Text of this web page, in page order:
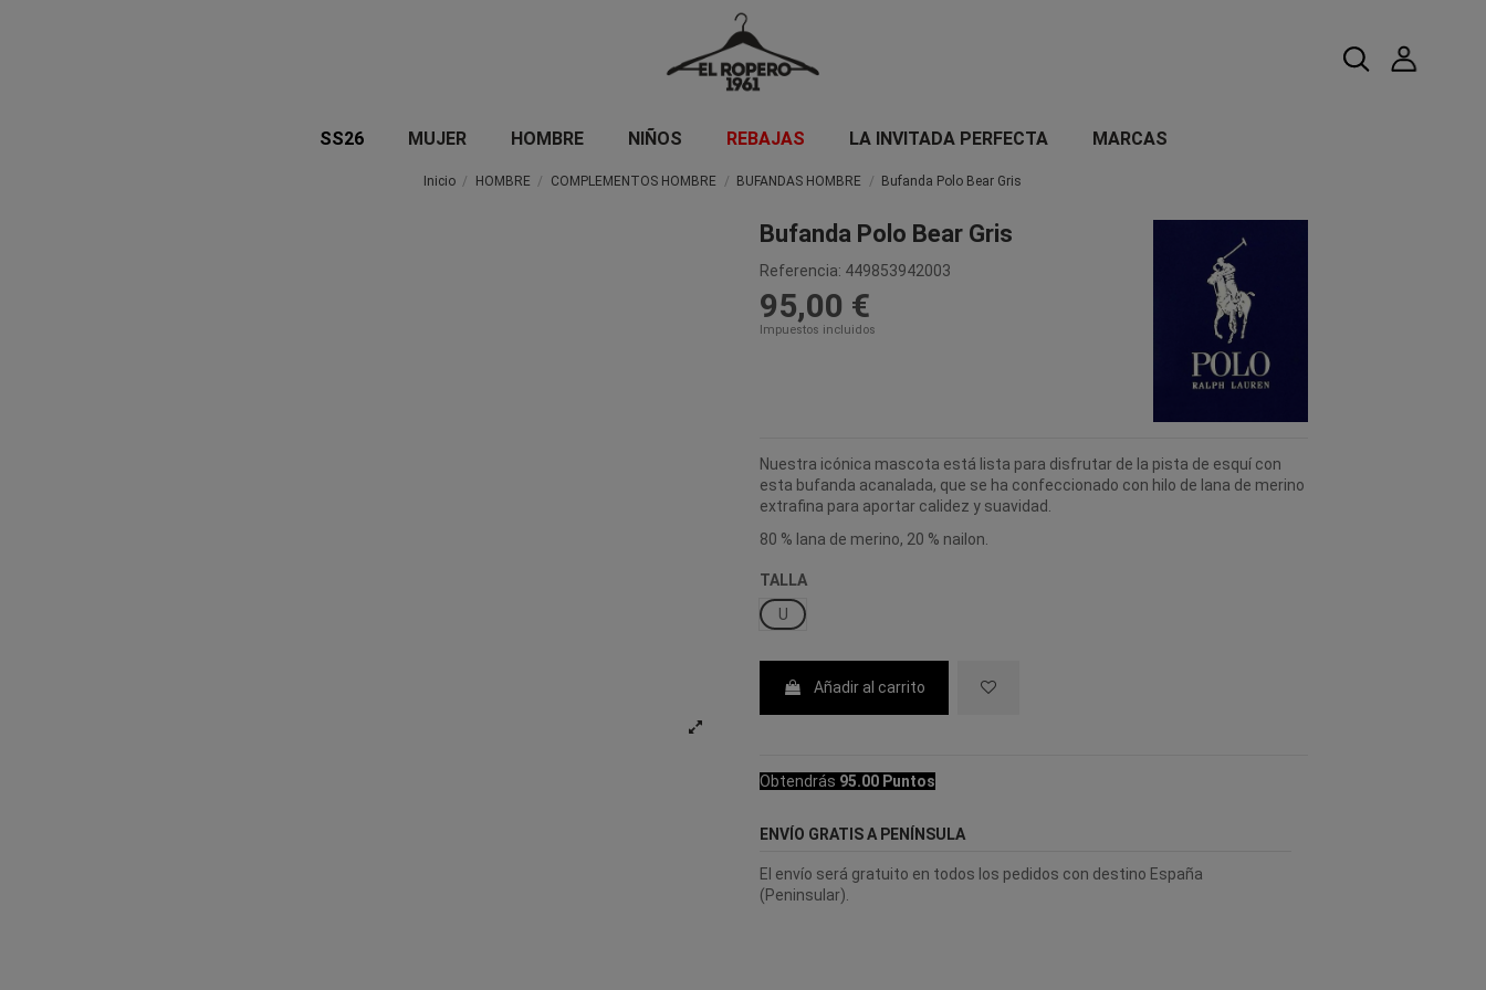
SS26 MUJER HOMBRE NIÑOS REBAJAS LA INVITADA PERFECTA MARCAS
Inicio HOMBRE COMPLEMENTOS HOMBRE BUFANDAS HOMBRE Bufanda Polo Bear Gris
Bufanda Polo Bear Gris
Referencia: 449853942003
95,00 €
Impuestos incluidos
Nuestra icónica mascota está lista para disfrutar de la pista de esquí con
esta bufanda acanalada, que se ha confeccionado con hilo de lana de merino
extrafina para aportar calidez y suavidad.
80 % lana de merino, 20 % nailon.
TALLA
U
Añadir al carrito
Obtendrás 95.00 Puntos
ENVÍO GRATIS A PENÍNSULA
El envío será gratuito en todos los pedidos con destino España
(Peninsular).